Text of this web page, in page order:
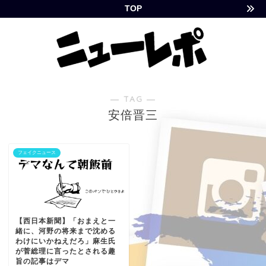
TOP
― TAG ―
安倍晋三
フェイクニュース
【西日本新聞】「おまえと一
緒に、河野の将来まで沈める
わけにいかねえだろ」麻生氏
が菅総理に言ったとされる趣
旨の記事はデマ